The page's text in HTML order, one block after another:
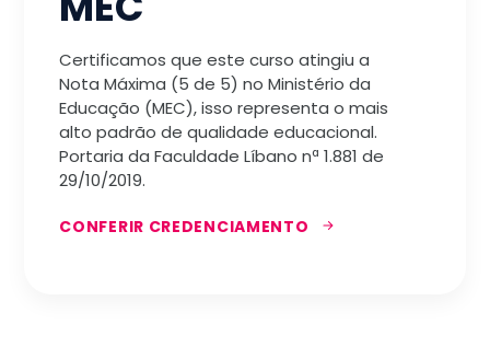
Certificamos que este curso atingiu a
Nota Máxima (5 de 5) no Ministério da
Educação (MEC), isso representa o mais
alto padrão de qualidade educacional.
Portaria da Faculdade Líbano nª 1.881 de
29/10/2019.
CONFERIR CREDENCIAMENTO